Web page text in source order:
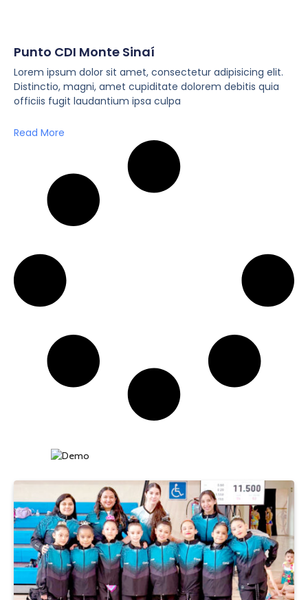
Punto CDI Monte Sinaí
Lorem ipsum dolor sit amet, consectetur adipisicing elit.
Distinctio, magni, amet cupiditate dolorem debitis quia
officiis fugit laudantium ipsa culpa
Read More